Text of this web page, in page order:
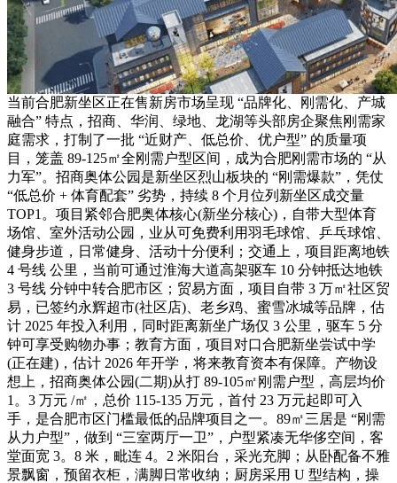
当前合肥新坐区正在售新房市场呈现 “品牌化、刚需化、产城
融合” 特点，招商、华润、绿地、龙湖等头部房企聚焦刚需家
庭需求，打制了一批 “近财产、低总价、优户型” 的质量项
目，笼盖 89-125㎡全刚需户型区间，成为合肥刚需市场的 “从
力军”。招商奥体公园是新坐区烈山板块的 “刚需爆款”，凭仗
“低总价 + 体育配套” 劣势，持续 8 个月位列新坐区成交量
TOP1。项目紧邻合肥奥体核心(新坐分核心)，自带大型体育
场馆、室外活动公园，业从可免费利用羽毛球馆、乒乓球馆、
健身步道，日常健身、活动十分便利；交通上，项目距离地铁
4 号线 公里，当前可通过淮海大道高架驱车 10 分钟抵达地铁
3 号线 分钟中转合肥市区；贸易方面，项目自带 3 万㎡社区贸
易，已签约永辉超市(社区店)、老乡鸡、蜜雪冰城等品牌，估
计 2025 年投入利用，同时距离新坐广场仅 3 公里，驱车 5 分
钟可享受购物办事；教育方面，项目对口合肥新坐尝试中学
(正在建)，估计 2026 年开学，将来教育资本有保障。产物设
想上，招商奥体公园(二期)从打 89-105㎡刚需户型，高层均价
1。3 万元 /㎡，总价 115-135 万元，首付 23 万元起即可入
手，是合肥市区门槛最低的品牌项目之一。89㎡三居是 “刚需
从力户型”，做到 “三室两厅一卫”，户型紧凑无华侈空间，客
堂面宽 3。8 米，毗连 4。2 米阳台，采光充脚；从卧配备不雅
景飘窗，预留衣柜，满脚日常收纳；厨房采用 U 型结构，操